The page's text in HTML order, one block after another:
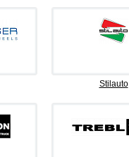
Stilauto